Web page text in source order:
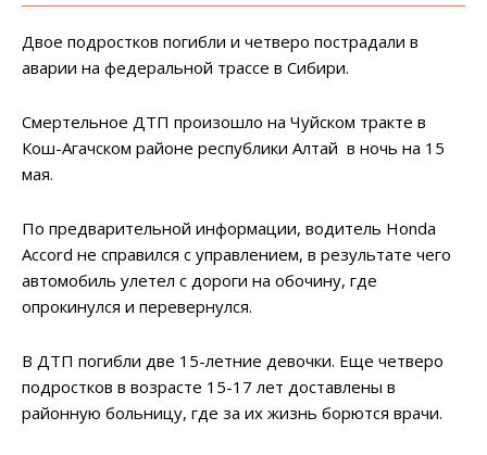
Двое подростков погибли и четверо пострадали в
аварии на федеральной трассе в Сибири.
Смертельное ДТП произошло на Чуйском тракте в
Кош-Агачском районе республики Алтай в ночь на 15
мая.
По предварительной информации, водитель Honda
Accord не справился с управлением, в результате чего
автомобиль улетел с дороги на обочину, где
опрокинулся и перевернулся.
В ДТП погибли две 15-летние девочки. Еще четверо
подростков в возрасте 15-17 лет доставлены в
районную больницу, где за их жизнь борются врачи.